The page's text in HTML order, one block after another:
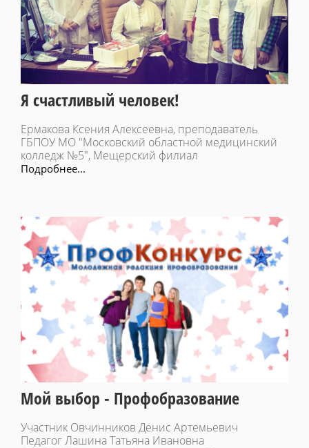
Я счастливый человек!
Ермакова Ксения Алексеевна, преподаватель
ГБПОУ МО "Московский областной медицинский
колледж №5", Мещерский филиал
Подробнее...
Мой выбор - Профобразование
Участник Овчинников Денис Артемьевич
Педагог Лашина Татьяна Ивановна